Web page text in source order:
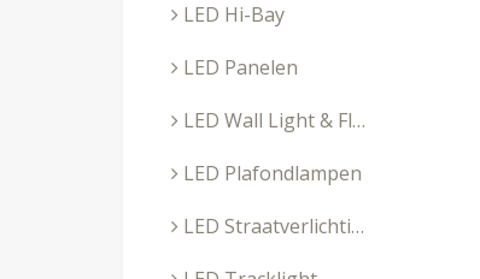
LED Hi-Bay
LED Panelen
LED Wall Light & Floodlight
LED Plafondlampen
LED Straatverlichting